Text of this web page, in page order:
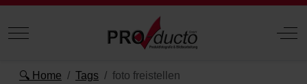
Mobile Menu Toggle Off-
🔍 Home Tags foto freistellen